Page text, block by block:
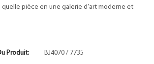
pièce en une galerie d'art moderne et
Produit: BJ4070 / 7735